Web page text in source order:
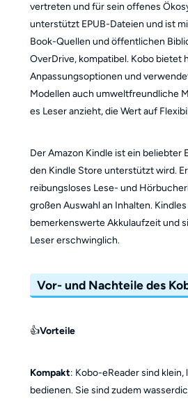
vertreten und für sein offenes
unterstützt EPUB-Dateien und ist
Book-Quellen und öffentlichen
OverDrive, kompatibel. Kobo bietet
Anpassungsoptionen und
Modellen auch umweltfreundliche
es Leser anzieht, die Wert auf
Der Amazon Kindle ist ein beliebter
den Kindle Store unterstützt wird.
reibungsloses Lese- und
großen Auswahl an Inhalten.
bemerkenswerte Akkulaufzeit und
Leser erschwinglich.
Vor- und Nachteile des
👍Vorteile
Kompakt: Kobo-eReader sind
bedienen. Sie sind zudem